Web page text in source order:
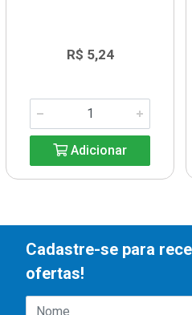
R$ 5,24
Adicionar
Cadastre-se para
ofertas!